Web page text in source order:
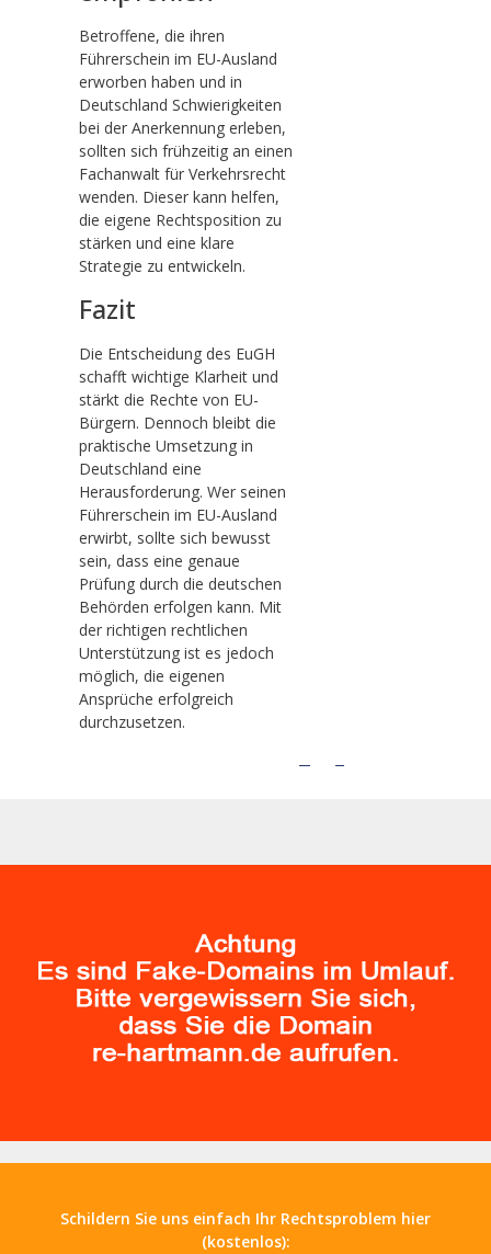
Betroffene, die ihren
Führerschein im EU-Ausland
erworben haben und in
Deutschland Schwierigkeiten
bei der Anerkennung erleben,
sollten sich frühzeitig an einen
Fachanwalt für Verkehrsrecht
wenden. Dieser kann helfen,
die eigene Rechtsposition zu
stärken und eine klare
Strategie zu entwickeln.
Fazit
Die Entscheidung des EuGH
schafft wichtige Klarheit und
stärkt die Rechte von EU-
Bürgern. Dennoch bleibt die
praktische Umsetzung in
Deutschland eine
Herausforderung. Wer seinen
Führerschein im EU-Ausland
erwirbt, sollte sich bewusst
sein, dass eine genaue
Prüfung durch die deutschen
Behörden erfolgen kann. Mit
der richtigen rechtlichen
Unterstützung ist es jedoch
möglich, die eigenen
Ansprüche erfolgreich
durchzusetzen.
Schildern Sie uns einfach Ihr Rechtsproblem hier
(kostenlos):